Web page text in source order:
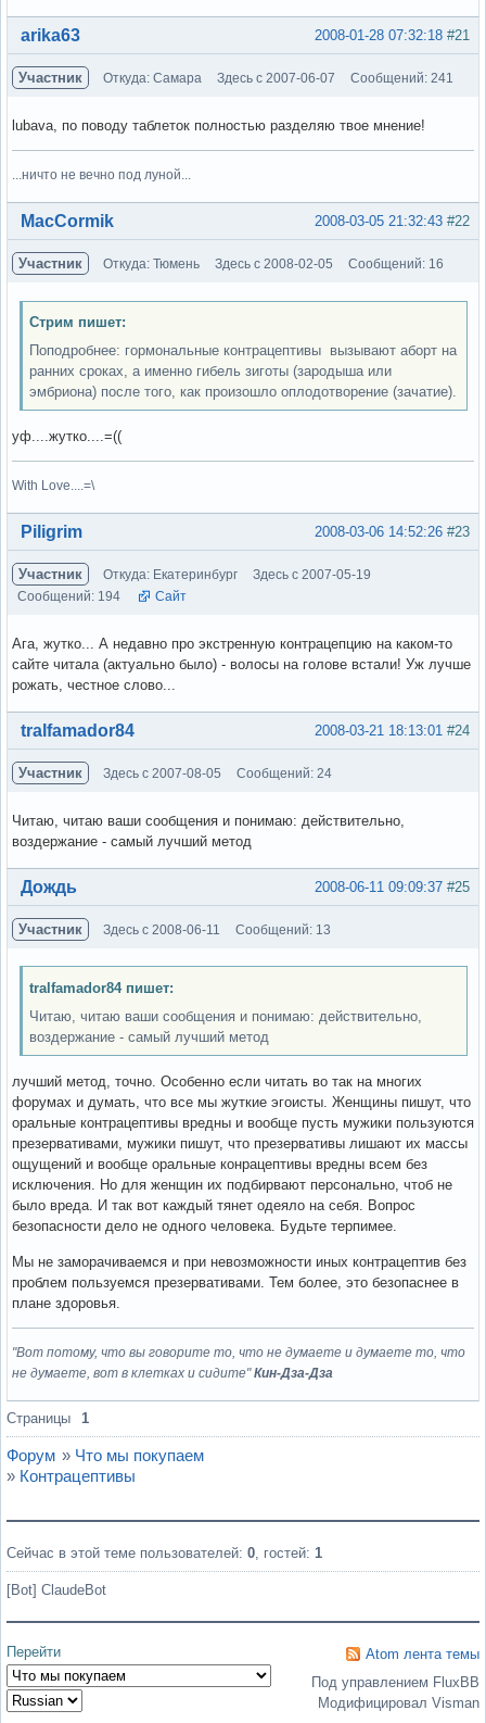
Вне форума #21
2008-01-28 07:32:18
arika63
Участник Откуда: Самара Здесь с 2007-06-07 Сообщений: 241
lubava, по поводу таблеток полностью разделяю твое мнение!
...ничто не вечно под луной...
Вне форума #22
2008-03-05 21:32:43
MacCormik
Участник Откуда: Тюмень Здесь с 2008-02-05 Сообщений: 16
Стрим пишет:
Поподробнее: гормональные контрацептивы вызывают аборт на
ранних сроках, а именно гибель зиготы (зародыша или
эмбриона) после того, как произошло оплодотворение (зачатие).
уф....жутко....=((
With Love....=\
Вне форума #23
2008-03-06 14:52:26
Piligrim
Участник Откуда: Екатеринбург
Здесь с 2007-05-19
Сообщений: 194
Сайт
Ага, жутко... А недавно про экстренную контрацепцию на каком-то
сайте читала (актуально было) - волосы на голове встали! Уж лучше
рожать, честное слово...
Вне форума #24
2008-03-21 18:13:01
tralfamador84
Участник Здесь с 2007-08-05 Сообщений: 24
Читаю, читаю ваши сообщения и понимаю: действительно,
воздержание - самый лучший метод
Вне форума #25
2008-06-11 09:09:37
Дождь
Участник Здесь с 2008-06-11 Сообщений: 13
tralfamador84 пишет:
Читаю, читаю ваши сообщения и понимаю: действительно,
воздержание - самый лучший метод
лучший метод, точно. Особенно если читать во так на многих
форумах и думать, что все мы жуткие эгоисты. Женщины пишут, что
оральные контрацептивы вредны и вообще пусть мужики пользуются
презервативами, мужики пишут, что презервативы лишают их массы
ощущений и вообще оральные конрацептивы вредны всем без
исключения. Но для женщин их подбирвают персонально, чтоб не
было вреда. И так вот каждый тянет одеяло на себя. Вопрос
безопасности дело не одного человека. Будьте терпимее.
Мы не заморачиваемся и при невозможности иных контрацептив без
проблем пользуемся презервативами. Тем более, это безопаснее в
плане здоровья.
"Вот потому, что вы говорите то, что не думаете и думаете то, что
не думаете, вот в клетках и сидите"Кин-Дза-Дза
Вне форума
Страницы 1
Форум » Что мы покупаем
» Контрацептивы
Сейчас в этой теме пользователей: 0 , гостей: 1
[Bot] ClaudeBot
Перейти
Atom лента темы
Под управлением FluxBB
Модифицировал Visman